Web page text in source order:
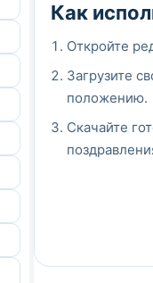
Как
Откройте
Загрузите
положению.
Скачайте